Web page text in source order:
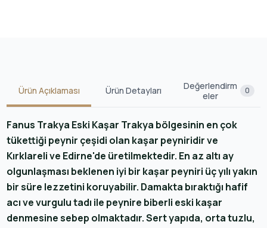
Ürün Açıklaması Ürün Detayları
Değerlendirm
eler
0
Fanus Trakya Eski Kaşar Trakya bölgesinin en çok
tükettiği peynir çeşidi olan kaşar peyniridir ve
Kırklareli ve Edirne'de üretilmektedir. En az altı ay
olgunlaşması beklenen iyi bir kaşar peyniri üç yılı yakın
bir süre lezzetini koruyabilir. Damakta bıraktığı hafif
acı ve vurgulu tadı ile peynire biberli eski kaşar
denmesine sebep olmaktadır. Sert yapıda, orta tuzlu,